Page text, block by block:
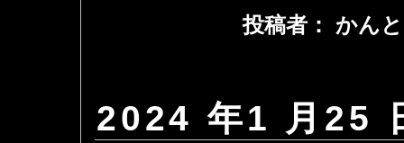
投稿者： かん
2024 年1 月25